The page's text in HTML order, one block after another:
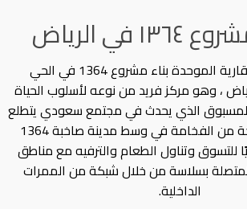
في الرياض
بدأت الشركة العقارية الموحدة بناء مشروع 1364 في الحي
، وهو مركز فريد من نوعه لأسلوب الحياة
الذي يحدث في مجتمع سعودي يتطلع
إلى المستقبل. واحة من الفخامة في وسط مدينة صاخبة 1364
للتسوق وتناول الطعام والترفيه مع مناطق
بسلاسة من خلال شبكة من الممرات
الداخلية.